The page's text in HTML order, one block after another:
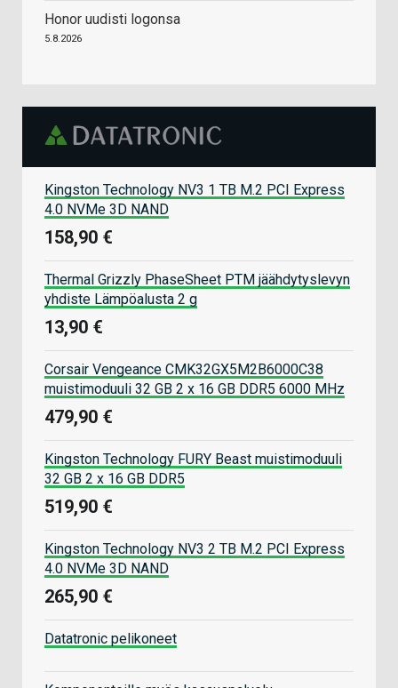
Honor uudisti logonsa
5.8.2026
Kingston Technology NV3 1 TB M.2 PCI Express
4.0 NVMe 3D NAND
158,90 €
Thermal Grizzly PhaseSheet PTM jäähdytyslevyn
yhdiste Lämpöalusta 2 g
13,90 €
Corsair Vengeance CMK32GX5M2B6000C38
muistimoduuli 32 GB 2 x 16 GB DDR5 6000 MHz
479,90 €
Kingston Technology FURY Beast muistimoduuli
32 GB 2 x 16 GB DDR5
519,90 €
Kingston Technology NV3 2 TB M.2 PCI Express
4.0 NVMe 3D NAND
265,90 €
Datatronic pelikoneet